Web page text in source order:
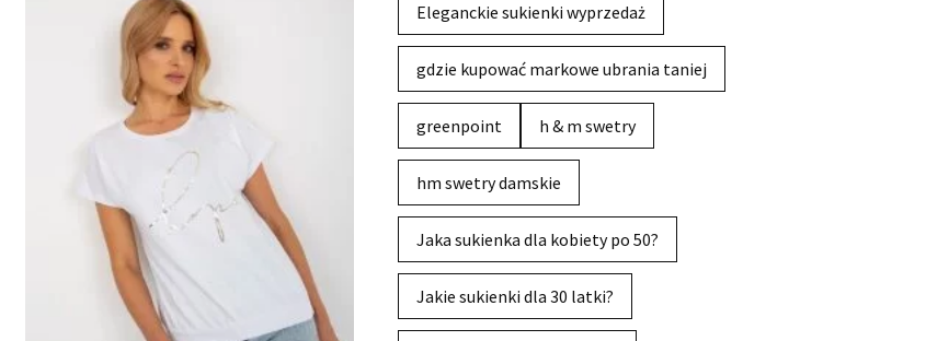
Eleganckie sukienki wyprzedaż
gdzie kupować markowe ubrania taniej
greenpoint h & m swetry
hm swetry damskie
Jaka sukienka dla kobiety po 50?
Jakie sukienki dla 30 latki?